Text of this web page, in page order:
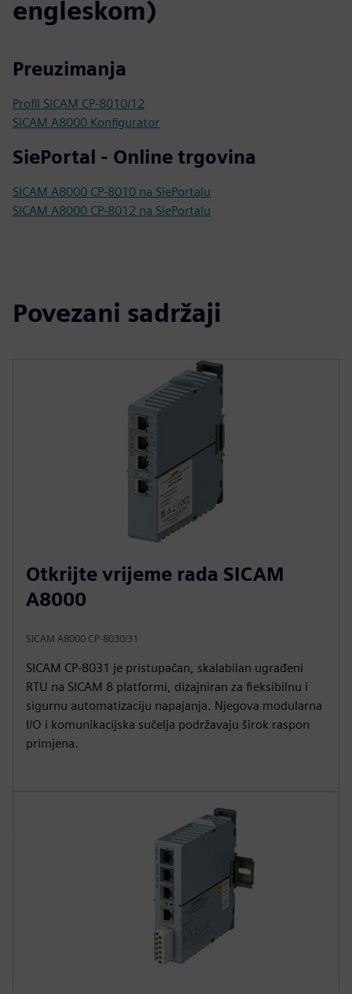
engleskom)
Preuzimanja
Profil SICAM CP-8010/12
SICAM A8000 Konfigurator
SiePortal - Online trgovina
SICAM A8000 CP-8010 na SiePortalu
SICAM A8000 CP-8012 na SiePortalu
Povezani sadržaji
Otkrijte vrijeme rada SICAM
A8000
SICAM A8000 CP-8030/31
SICAM CP‑8031 je pristupačan, skalabilan ugrađeni
RTU na SICAM 8 platformi, dizajniran za fleksibilnu i
sigurnu automatizaciju napajanja. Njegova modularna
I/O i komunikacijska sučelja podržavaju širok raspon
primjena.